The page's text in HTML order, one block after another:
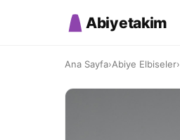
Abiyetakim
Ana Sayfa›Abiye Elbiseler›